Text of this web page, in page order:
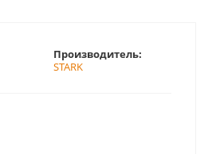
Производитель:
STARK